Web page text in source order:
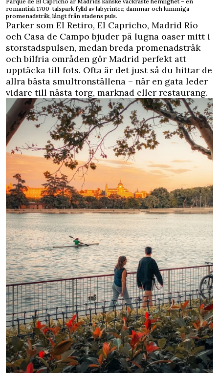
romantisk 1700-talspark fylld av labyrinter, dammar och lummiga
promenadstråk, långt från stadens puls.
Parker som El Retiro, El Capricho, Madrid Río
och Casa de Campo bjuder på lugna oaser mitt i
storstadspulsen, medan breda promenadstråk
och bilfria områden gör Madrid perfekt att
upptäcka till fots. Ofta är det just så du hittar de
allra bästa smultronställena – när en gata leder
vidare till nästa torg, marknad eller restaurang.